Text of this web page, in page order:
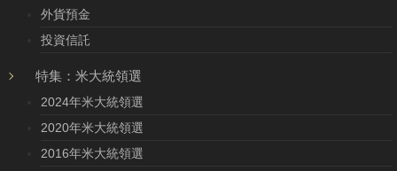
外貨預金
投資信託
特集：米大統領選
2024年米大統領選
2020年米大統領選
2016年米大統領選